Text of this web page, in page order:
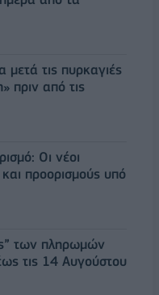
μετά τις πυρκαγιές
πριν από τις
Οι νέοι
προορισμούς υπό
των πληρωμών
τις 14 Αυγούστου